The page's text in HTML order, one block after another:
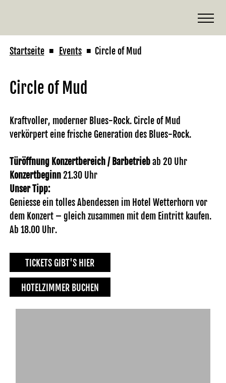
Startseite ■ Events ■ Circle of Mud
Circle of Mud
Kraftvoller, moderner Blues-Rock. Circle of Mud
verkörpert eine frische Generation des Blues-Rock.
Türöffnung Konzertbereich / Barbetriebab 20 Uhr
Konzertbeginn21.30 Uhr
Unser Tipp:
Geniesse ein tolles Abendessen im Hotel Wetterhorn vor
dem Konzert – gleich zusammen mit dem Eintritt kaufen.
Ab 18.00 Uhr.
TICKETS GIBT'S HIER
HOTELZIMMER BUCHEN